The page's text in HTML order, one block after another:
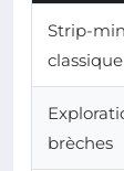
Strip-
classique
brèches